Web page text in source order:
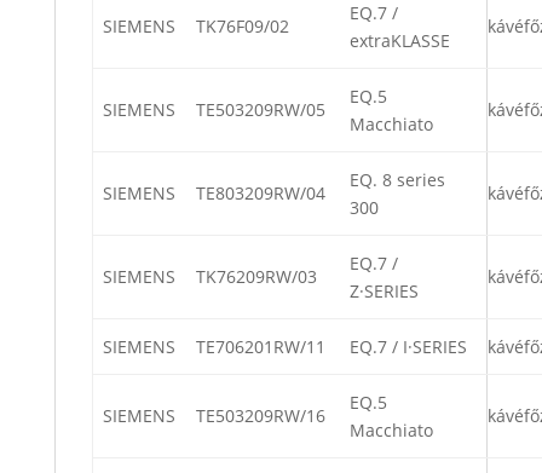
SIEMENS TK76F09/02
EQ.7 /
extraKLASSE
SIEMENS TE503209RW/05
EQ.5
Macchiato
SIEMENS TE803209RW/04
EQ. 8 series
300
SIEMENS TK76209RW/03
EQ.7 /
Z·SERIES
SIEMENS TE706201RW/11 EQ.7 / I·SERIES
SIEMENS TE503209RW/16
EQ.5
Macchiato